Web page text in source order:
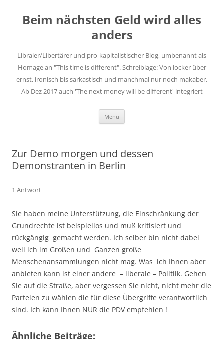
springen
Beim nächsten Geld wird alles
anders
Libraler/Libertärer und pro-kapitalistischer Blog, umbenannt als
Homage an "This time is different". Schreiblage: Von locker über
ernst, ironisch bis sarkastisch und manchmal nur noch makaber.
Ab Dez 2017 auch 'The next money will be different' integriert
Menü
Zur Demo morgen und dessen
Demonstranten in Berlin
1 Antwort
Sie haben meine Unterstützung, die Einschränkung der
Grundrechte ist beispiellos und muß kritisiert und
rückgängig gemacht werden. Ich selber bin nicht dabei
weil ich im Großen und Ganzen große
Menschenansammlungen nicht mag. Was ich Ihnen aber
anbieten kann ist einer andere – liberale – Politiik. Gehen
Sie auf die Straße, aber vergessen Sie nicht, nicht mehr die
Parteien zu wählen die für diese Übergriffe verantwortlich
sind. Ich kann Ihnen NUR die PDV empfehlen !
Ähnliche Beiträge: